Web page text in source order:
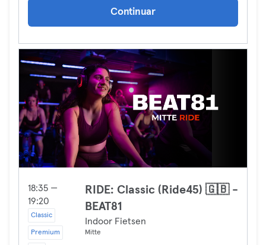
Continuar
18:35 —
19:20
Classic
Premium
RIDE: Classic (Ride45) 🇬🇧 -
BEAT81
Indoor Fietsen
Mitte